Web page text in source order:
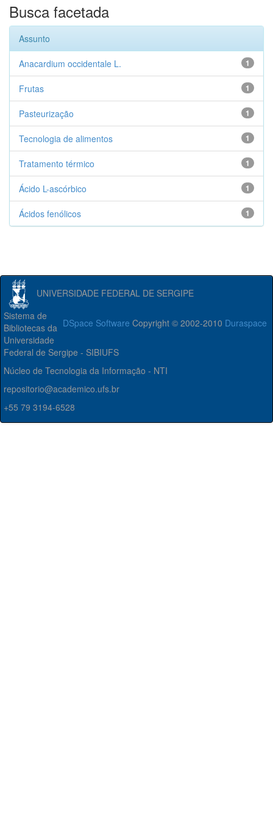
Busca facetada
Assunto
1
Anacardium occidentale L.
1
Frutas
1
Pasteurização
1
Tecnologia de alimentos
1
Tratamento térmico
1
Ácido L-ascórbico
1
Ácidos fenólicos
UNIVERSIDADE FEDERAL DE SERGIPE
DSpace Software Copyright © 2002-2010 Duraspace
Sistema de
Bibliotecas da
Universidade
Federal de Sergipe - SIBIUFS
Núcleo de Tecnologia da Informação - NTI
repositorio@academico.ufs.br
+55 79 3194-6528